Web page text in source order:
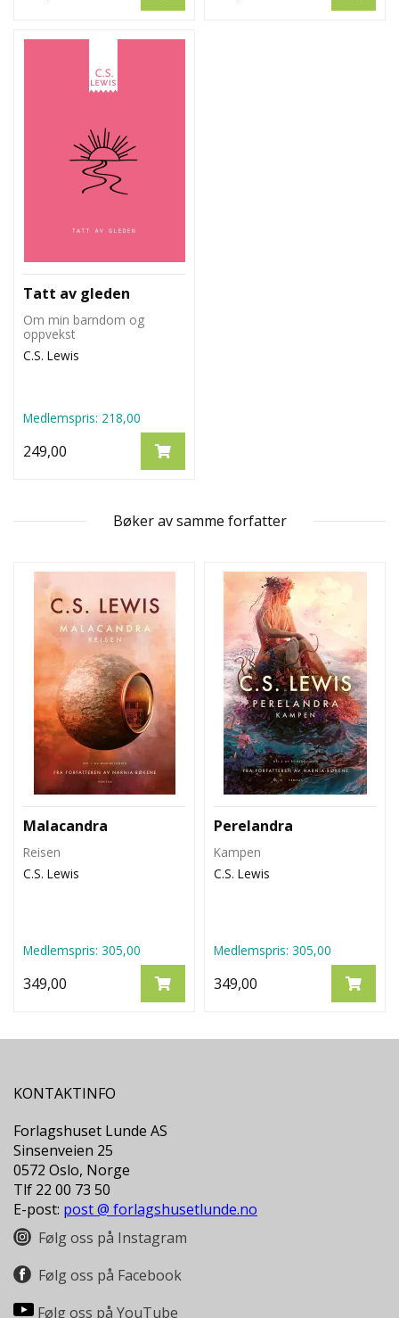
Tatt av gleden
Om min barndom og
oppvekst
C.S. Lewis
Medlemspris: 218,00
249,00
Bøker av samme forfatter
Malacandra
Reisen
C.S. Lewis
Medlemspris: 305,00
349,00
Perelandra
Kampen
C.S. Lewis
Medlemspris: 305,00
349,00
KONTAKTINFO
Forlagshuset Lunde AS
Sinsenveien 25
0572 Oslo, Norge
Tlf 22 00 73 50
E-post: post @ forlagshusetlunde.no
Følg oss på Instagram
Følg oss på Facebook
Følg oss på YouTube